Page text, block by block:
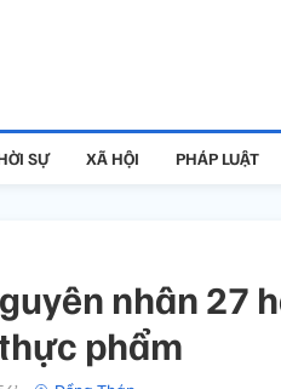
SỰ XÃ HỘI PHÁP LUẬT
nhân 27
phẩm